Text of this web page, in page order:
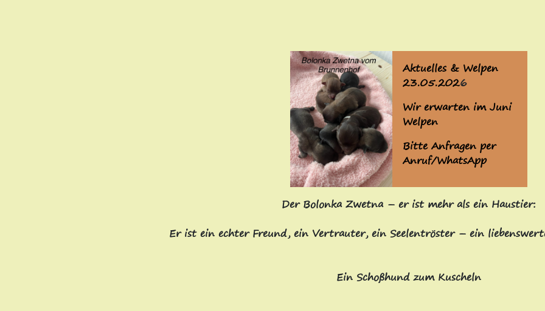
Aktuelles & Welpen
23.05.2026
Wir erwarten im Juni
Welpen
Bitte Anfragen per
Anruf/WhatsApp
Der Bolonka Zwetna – er ist mehr als ein Haustier:
Er ist ein echter Freund, ein Vertrauter, ein Seelentröster – ein
Ein Schoßhund zum Kuscheln